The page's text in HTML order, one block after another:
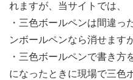
れますが、当サイトでは、
・三色ボールペンは間違っ
ンボールペンなら消せます
・三色ボールペンで書き方
になったときに現場で三色